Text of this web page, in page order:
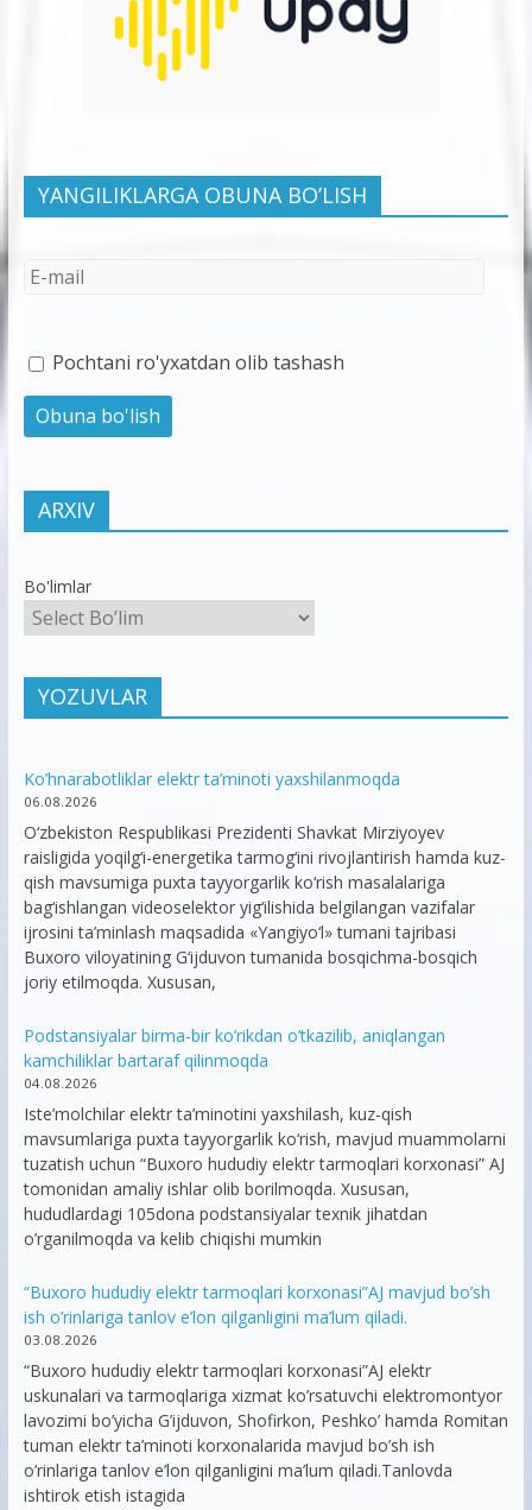
YANGILIKLARGA OBUNA BO’LISH
Pochtani ro'yxatdan olib tashash
ARXIV
Bo'limlar
YOZUVLAR
Ko’hnarabotliklar elektr ta’minoti yaxshilanmoqda
06.08.2026
O‘zbekiston Respublikasi Prezidenti Shavkat Mirziyoyev
raisligida yoqilg‘i-energetika tarmog‘ini rivojlantirish hamda kuz-
qish mavsumiga puxta tayyorgarlik ko‘rish masalalariga
bag‘ishlangan videoselektor yig‘ilishida belgilangan vazifalar
ijrosini ta’minlash maqsadida «Yangiyo‘l» tumani tajribasi
Buxoro viloyatining G‘ijduvon tumanida bosqichma-bosqich
joriy etilmoqda. Xususan,
Podstansiyalar birma-bir ko’rikdan o’tkazilib, aniqlangan
kamchiliklar bartaraf qilinmoqda
04.08.2026
Iste’molchilar elektr ta’minotini yaxshilash, kuz-qish
mavsumlariga puxta tayyorgarlik ko‘rish, mavjud muammolarni
tuzatish uchun “Buxoro hududiy elektr tarmoqlari korxonasi” AJ
tomonidan amaliy ishlar olib borilmoqda. Xususan,
hududlardagi 105dona podstansiyalar texnik jihatdan
o’rganilmoqda va kelib chiqishi mumkin
“Buxoro hududiy elektr tarmoqlari korxonasi”AJ mavjud bo’sh
ish o’rinlariga tanlov e’lon qilganligini ma’lum qiladi.
03.08.2026
“Buxoro hududiy elektr tarmoqlari korxonasi”AJ elektr
uskunalari va tarmoqlariga xizmat ko’rsatuvchi elektromontyor
lavozimi bo’yicha G’ijduvon, Shofirkon, Peshko’ hamda Romitan
tuman elektr ta’minoti korxonalarida mavjud bo’sh ish
o’rinlariga tanlov e’lon qilganligini ma’lum qiladi.Tanlovda
ishtirok etish istagida